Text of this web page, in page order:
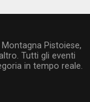
Pistoiese,
Tutti gli eventi
in tempo reale.